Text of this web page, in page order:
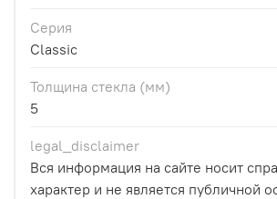
Серия
Classic
Толщина стекла (мм)
5
legal_disclaimer
Вся информация на сайте носит
характер и не является публичной